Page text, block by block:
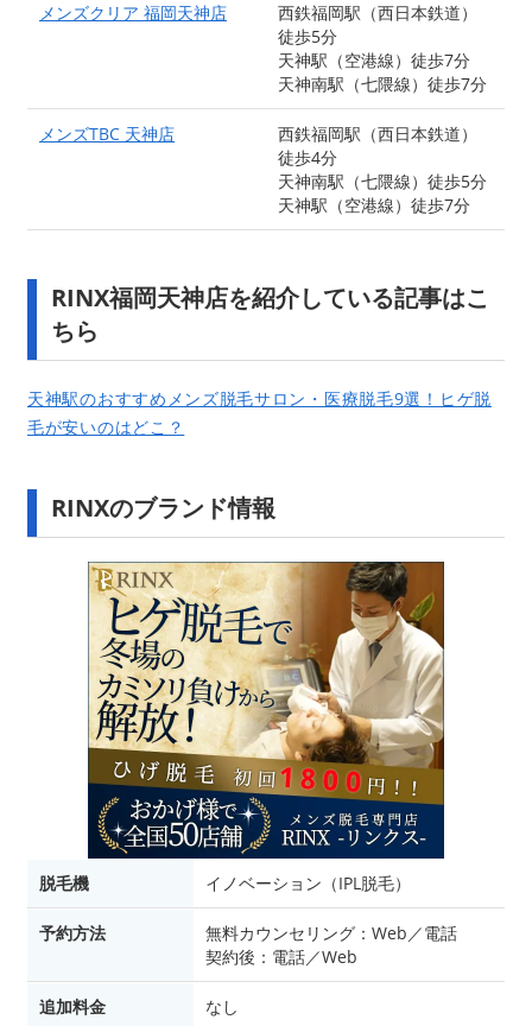
メンズクリア 福岡天神店
西鉄福岡駅（西日本鉄道）
徒歩5分
天神駅（空港線）徒歩7分
天神南駅（七隈線）徒歩7分
メンズTBC 天神店
西鉄福岡駅（西日本鉄道）
徒歩4分
天神南駅（七隈線）徒歩5分
天神駅（空港線）徒歩7分
RINX福岡天神店を紹介している記事はこ
ちら
天神駅のおすすめメンズ脱毛サロン・医療脱毛9選！ヒゲ脱
毛が安いのはどこ？
RINXのブランド情報
脱毛機 イノベーション（IPL脱毛）
予約方法
無料カウンセリング：Web／電話
契約後：電話／Web
追加料金 なし